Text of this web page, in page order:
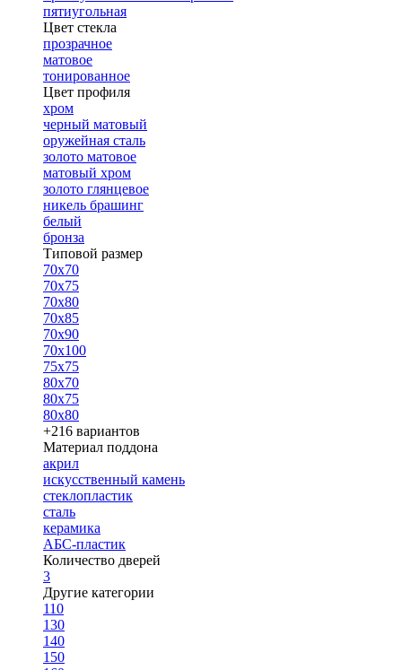
пятиугольная
Цвет стекла
прозрачное
матовое
тонированное
Цвет профиля
хром
черный матовый
оружейная сталь
золото матовое
матовый хром
золото глянцевое
никель брашинг
белый
бронза
Типовой размер
70х70
70х75
70х80
70х85
70х90
70х100
75х75
80х70
80х75
80х80
+216 вариантов
Материал поддона
акрил
искусственный камень
стеклопластик
сталь
керамика
АБС-пластик
Количество дверей
3
Другие категории
110
130
140
150